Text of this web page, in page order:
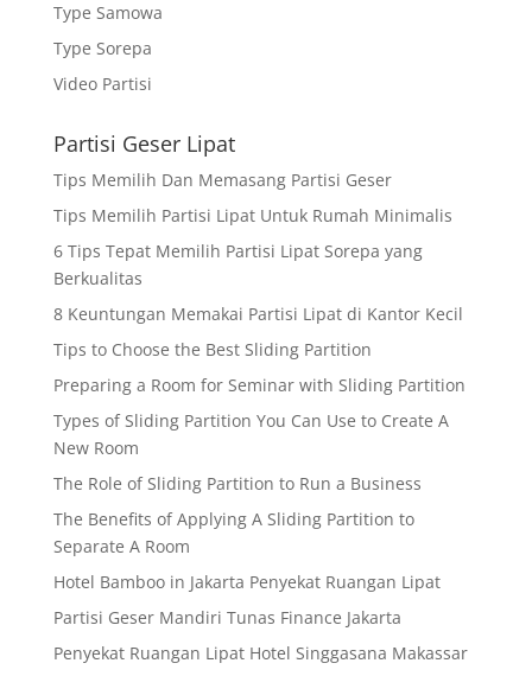
Type Samowa
Type Sorepa
Video Partisi
Partisi Geser Lipat
Tips Memilih Dan Memasang Partisi Geser
Tips Memilih Partisi Lipat Untuk Rumah Minimalis
6 Tips Tepat Memilih Partisi Lipat Sorepa yang
Berkualitas
8 Keuntungan Memakai Partisi Lipat di Kantor Kecil
Tips to Choose the Best Sliding Partition
Preparing a Room for Seminar with Sliding Partition
Types of Sliding Partition You Can Use to Create A
New Room
The Role of Sliding Partition to Run a Business
The Benefits of Applying A Sliding Partition to
Separate A Room
Hotel Bamboo in Jakarta Penyekat Ruangan Lipat
Partisi Geser Mandiri Tunas Finance Jakarta
Penyekat Ruangan Lipat Hotel Singgasana Makassar